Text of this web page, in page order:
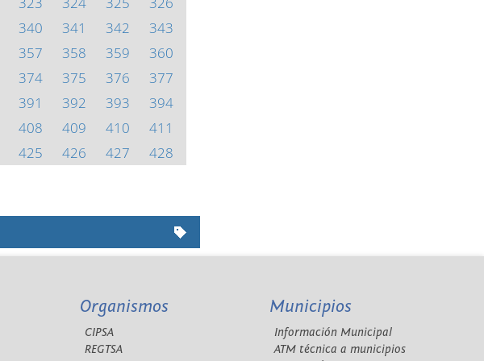
340 341 342
343
357 358 359
360
374 375 376
377
391 392 393
394
408 409 410
411
425 426 427
428
Organismos
CIPSA
REGTSA
Municipios
Información Municipal
ATM técnica a municipios